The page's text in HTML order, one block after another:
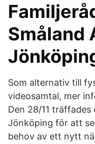
Småland
Som alternativ till
videosamtal, mer
Den 28/11
Jönköping för att
behov av ett nytt